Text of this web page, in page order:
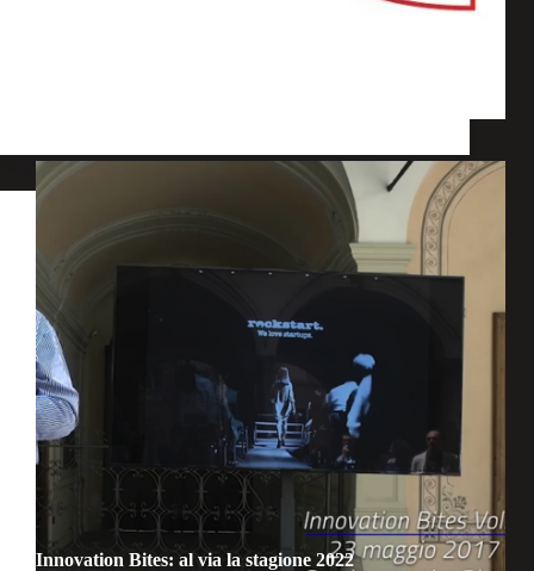
Innovation Bites: al via la stagione 2022